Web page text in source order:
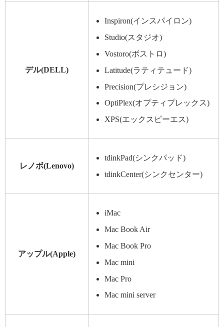
デル(DELL)
Inspiron(インスパイロン)
Studio(スタジオ)
Vostoro(ボストロ)
Latitude(ラティテュード)
Precision(プレシジョン)
OptiPlex(オプティプレックス)
XPS(エックスピーエス)
レノボ(Lenovo)
tdinkPad(シンクパッド)
tdinkCenter(シンクセンター)
アップル(Apple)
iMac
Mac Book Air
Mac Book Pro
Mac mini
Mac Pro
Mac mini server